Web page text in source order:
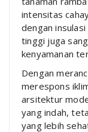
intensitas
dengan
tinggi juga
kenyamanan
Dengan
merespons
arsitektur
yang indah,
yang lebih